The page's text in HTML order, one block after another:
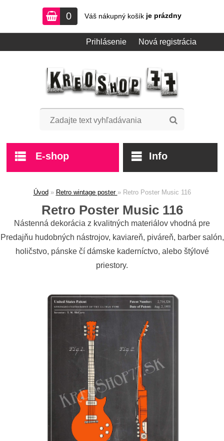
Prihlásenie Nová registrácia
0 Váš nákupný košík je prázdny
E-shop
Úvod » Retro wintage poster » Retro Poster Music 116
Retro Poster Music 116
Nástenná dekorácia z kvalitných materiálov vhodná pre
Predajňu hudobných nástrojov, kaviareň, piváreň, barber salón,
holičstvo, pánske čí dámske kaderníctvo, alebo štýlové
priestory.